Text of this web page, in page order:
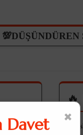
💯DÜŞÜNDÜREN
🔥
👀
×
Davet